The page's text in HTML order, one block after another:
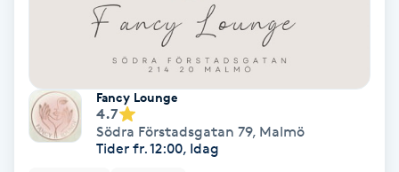
Olaplexbehandling
Ombre
Fancy Lounge
4.7
Södra Förstadsgatan 79, Malmö
Tider fr. 12:00, Idag